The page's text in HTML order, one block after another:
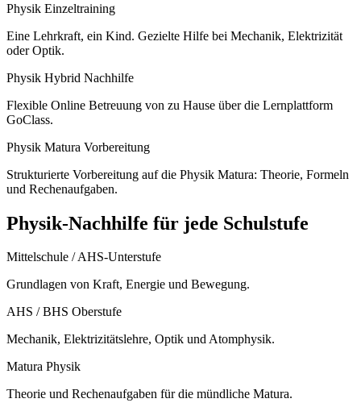
Physik Einzeltraining
Eine Lehrkraft, ein Kind. Gezielte Hilfe bei Mechanik, Elektrizität
oder Optik.
Physik Hybrid Nachhilfe
Flexible Online Betreuung von zu Hause über die Lernplattform
GoClass.
Physik Matura Vorbereitung
Strukturierte Vorbereitung auf die Physik Matura: Theorie, Formeln
und Rechenaufgaben.
Physik-Nachhilfe für jede Schulstufe
Mittelschule / AHS-Unterstufe
Grundlagen von Kraft, Energie und Bewegung.
AHS / BHS Oberstufe
Mechanik, Elektrizitätslehre, Optik und Atomphysik.
Matura Physik
Theorie und Rechenaufgaben für die mündliche Matura.